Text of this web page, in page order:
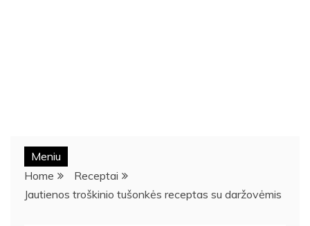
Meniu
Home
Receptai
Jautienos troškinio tušonkės receptas su daržovėmis